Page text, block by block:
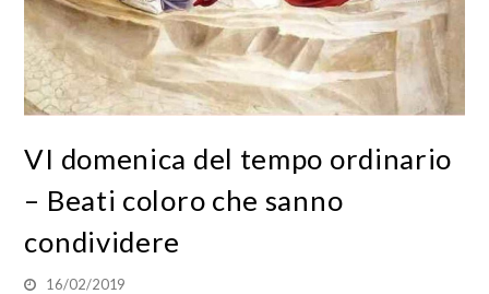
VI domenica del tempo ordinario
– Beati coloro che sanno
condividere
16/02/2019